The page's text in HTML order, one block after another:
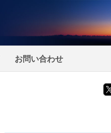
お問い合わせ